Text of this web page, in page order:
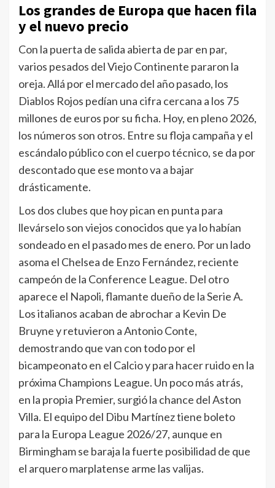
Los grandes de Europa que hacen fila
y el nuevo precio
Con la puerta de salida abierta de par en par,
varios pesados del Viejo Continente pararon la
oreja. Allá por el mercado del año pasado, los
Diablos Rojos pedían una cifra cercana a los 75
millones de euros por su ficha. Hoy, en pleno 2026,
los números son otros. Entre su floja campaña y el
escándalo público con el cuerpo técnico, se da por
descontado que ese monto va a bajar
drásticamente.
Los dos clubes que hoy pican en punta para
llevárselo son viejos conocidos que ya lo habían
sondeado en el pasado mes de enero. Por un lado
asoma el Chelsea de Enzo Fernández, reciente
campeón de la Conference League. Del otro
aparece el Napoli, flamante dueño de la Serie A.
Los italianos acaban de abrochar a Kevin De
Bruyne y retuvieron a Antonio Conte,
demostrando que van con todo por el
bicampeonato en el Calcio y para hacer ruido en la
próxima Champions League. Un poco más atrás,
en la propia Premier, surgió la chance del Aston
Villa. El equipo del Dibu Martínez tiene boleto
para la Europa League 2026/27, aunque en
Birmingham se baraja la fuerte posibilidad de que
el arquero marplatense arme las valijas.